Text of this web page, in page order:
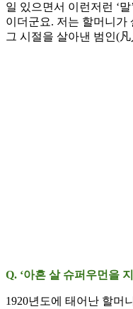
일 있으면서 이런저런 ‘
이더군요. 저는 할머니가
그 시절을 살아낸 범인(
Q. ‘아흔 살 슈퍼우먼을
1920년도에 태어난 할머